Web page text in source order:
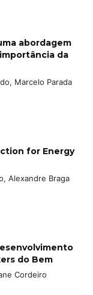
abordagem
da
Marcelo Parada
for Energy
Alexandre Braga
do Bem
Cordeiro